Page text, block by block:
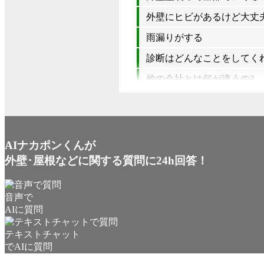
外壁にヒビがあるけど大丈
雨漏りがする
診断はどんなことをしてく
他の会社とは何が違うの?
AIナカポンくんが
外壁･屋根などに関する質問に24h回答！
音声で
AIに質問
テキストチャット
でAIに質問